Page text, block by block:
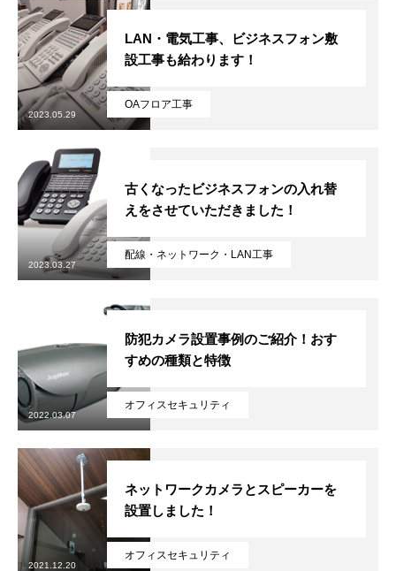
OAフロア工事
LAN・電気工事、ビジネスフォン敷
設工事も給わります！
2023.05.29
配線・ネットワーク・LAN工事
古くなったビジネスフォンの入れ替
えをさせていただきました！
2023.03.27
オフィスセキュリティ
防犯カメラ設置事例のご紹介！おす
すめの種類と特徴
2022.03.07
オフィスセキュリティ
ネットワークカメラとスピーカーを
設置しました！
2021.12.20